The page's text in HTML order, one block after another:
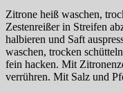
Zitrone heiß waschen,
Zestenreißer in Streifen
halbieren und Saft
waschen, trocken
fein hacken. Mit
verrühren. Mit Salz und